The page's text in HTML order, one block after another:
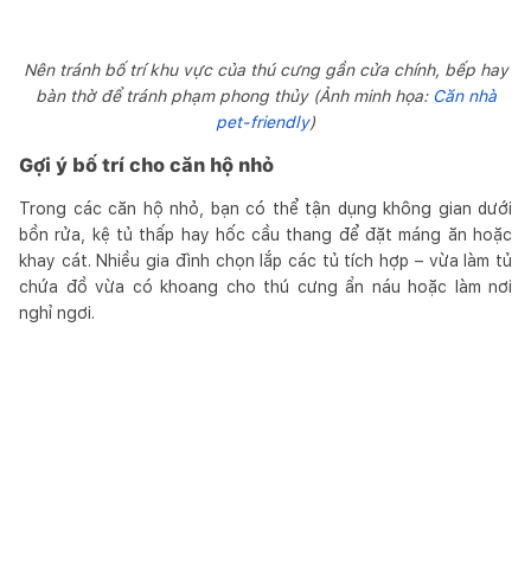
Nên tránh bố trí khu vực của thú cưng gần cửa chính, bếp hay
bàn thờ để tránh phạm phong thủy (Ảnh minh họa: Căn nhà
pet-friendly)
Gợi ý bố trí cho căn hộ nhỏ
Trong các căn hộ nhỏ, bạn có thể tận dụng không gian dưới
bồn rửa, kệ tủ thấp hay hốc cầu thang để đặt máng ăn hoặc
khay cát. Nhiều gia đình chọn lắp các tủ tích hợp – vừa làm tủ
chứa đồ vừa có khoang cho thú cưng ẩn náu hoặc làm nơi
nghỉ ngơi.